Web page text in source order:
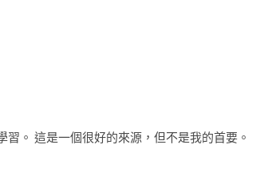
。 這是一個很好的來源，但不是我的首要。